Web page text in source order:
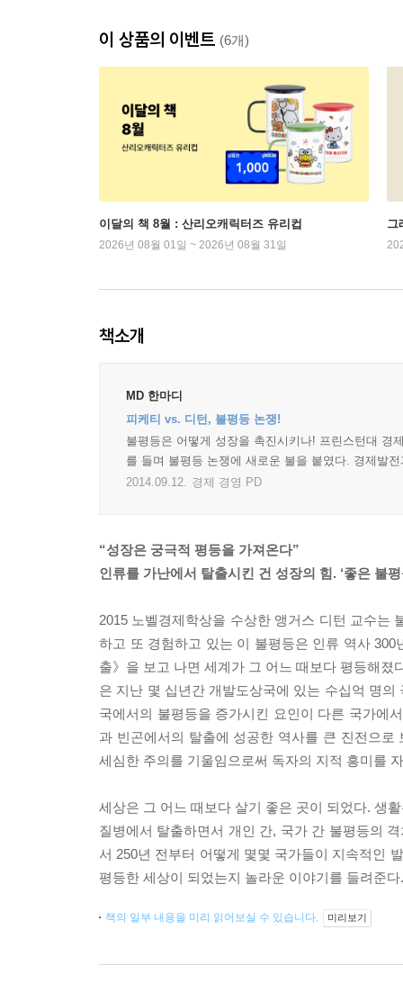
이 상품의 이벤트 (6개)
이달의 책 8월 : 산리오캐릭터즈 유리컵
2026년 08월 01일 ~ 2026년 08월 31일
그
책소개
MD 한마디
피케티 vs. 디턴, 불평등 논쟁!
불평등은 어떻게 성장을 촉진시키나! 프린스턴대 경
를 들며 불평등 논쟁에 새로운 불을 붙였다. 경제발
2014.09.12. 경제 경영 PD
“성장은 궁극적 평등을 가져온다”
인류를 가난에서 탈출시킨 건 성장의 힘. ‘좋은 불
2015 노벨경제학상을 수상한 앵거스 디턴 교수는
하고 또 경험하고 있는 이 불평등은 인류 역사
출》을 보고 나면 세계가 그 어느 때보다 평등해
은 지난 몇 십년간 개발도상국에 있는 수십억 명
국에서의 불평등을 증가시킨 요인이 다른 국가에
과 빈곤에서의 탈출에 성공한 역사를 큰 진전으
세심한 주의를 기울임으로써 독자의 지적 흥미를
세상은 그 어느 때보다 살기 좋은 곳이 되었다. 생
질병에서 탈출하면서 개인 간, 국가 간 불평등의
서 250년 전부터 어떻게 몇몇 국가들이 지속적인
평등한 세상이 되었는지 놀라운 이야기를 들려준다.
책의 일부 내용을 미리 읽어보실 수 있습니다. 미리보기